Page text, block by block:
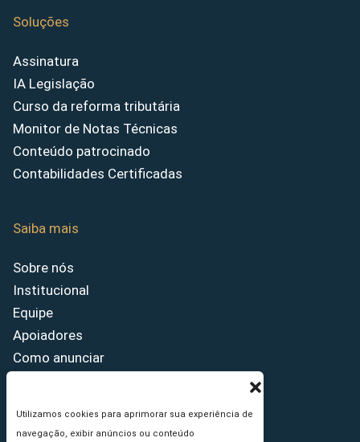
Utilizamos cookies para aprimorar sua experiência de
navegação, exibir anúncios ou conteúdo
Soluções
Assinatura
IA Legislação
Curso da reforma tributária
Monitor de Notas Técnicas
Conteúdo patrocinado
Contabilidades Certificadas
Saiba mais
Sobre nós
Institucional
Equipe
Apoiadores
Como anunciar